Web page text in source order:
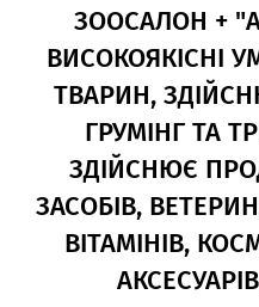
ЗООСАЛОН +
ВИСОКОЯКІСНІ
ТВАРИН,
ГРУМІНГ ТА
ЗДІЙСНЮЄ
ЗАСОБІВ,
ВІТАМІНІВ,